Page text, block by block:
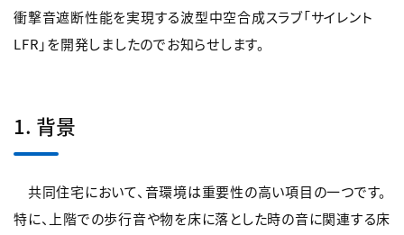
衝撃音遮断性能を実現する波型中空合成スラブ「サイレント
LFR」を開発しましたのでお知らせします。
1. 背景
共同住宅において、音環境は重要性の高い項目の一つです。
特に、上階での歩行音や物を床に落とした時の音に関連する床